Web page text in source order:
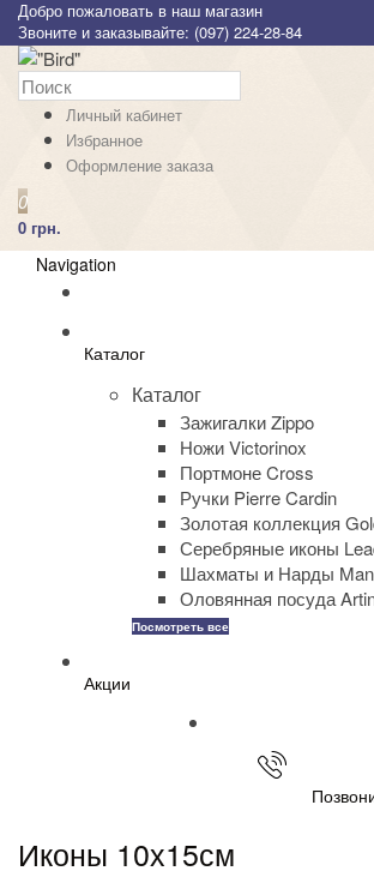
Добро пожаловать в наш магазин
Звоните и заказывайте: (097) 224-28-84
Личный кабинет
Избранное
Оформление заказа
0
0 грн.
Navigation
Каталог
Каталог
Зажигалки Zippo
Ножи Victorinox
Портмоне Cross
Ручки Pierre Cardin
Золотая коллекция
Серебряные иконы
Шахматы и Нарды
Оловянная посуда
Посмотреть все
Акции
Иконы 10х15см